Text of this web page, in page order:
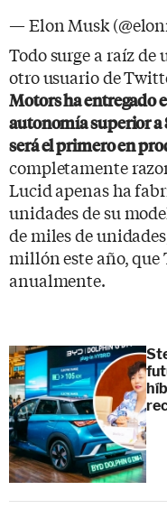
— Elon Musk
Todo surge a raíz
otro usuario de
Motors ha entregado
autonomía superior a
será el primero en
completamente
Lucid apenas ha
unidades de su
de miles de
millón este año, que
anualmente.